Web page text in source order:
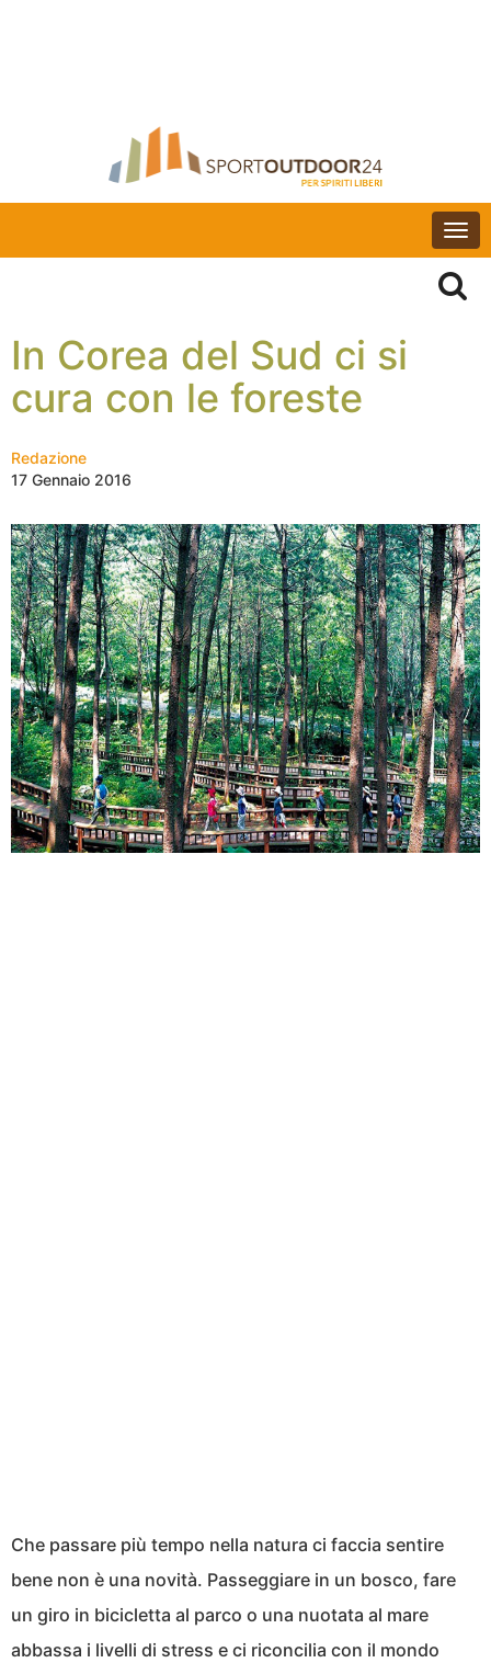
In Corea del Sud ci si
cura con le foreste
Redazione
17 Gennaio 2016
Che passare più tempo nella natura ci faccia sentire
bene non è una novità. Passeggiare in un bosco, fare
un giro in bicicletta al parco o una nuotata al mare
abbassa i livelli di stress e ci riconcilia con il mondo